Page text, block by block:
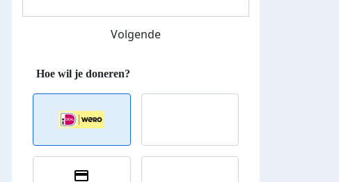
Volgende